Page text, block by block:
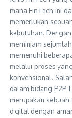
mana FinTech ini
memerlukan
kebutuhan.
meminjam
memenuhi
melalui proses
konvensional.
dalam bidang P2P
merupakan
digital dengan